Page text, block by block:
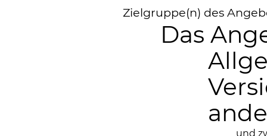
Zielgruppe(n) des
Das
und